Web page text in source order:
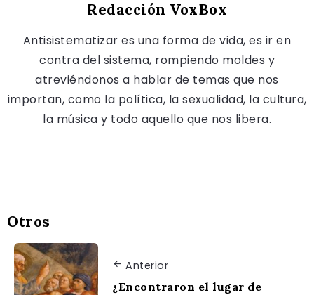
Redacción VoxBox
Antisistematizar es una forma de vida, es ir en
contra del sistema, rompiendo moldes y
atreviéndonos a hablar de temas que nos
importan, como la política, la sexualidad, la cultura,
la música y todo aquello que nos libera.
Otros
Anterior
¿Encontraron el lugar de